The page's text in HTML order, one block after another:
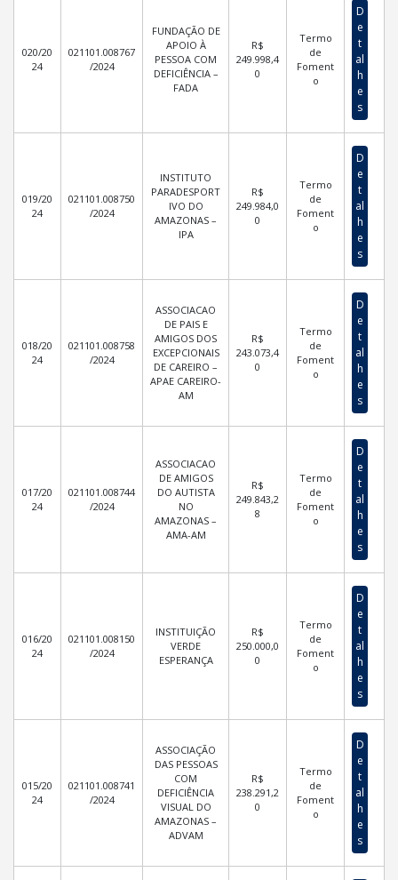
020/20
24
021101.008767
/2024
FUNDAÇÃO DE
APOIO À
PESSOA COM
DEFICIÊNCIA –
FADA
R$
249.998,4
0
Termo
de
Foment
o
D
e
t
al
h
e
s
019/20
24
021101.008750
/2024
INSTITUTO
PARADESPORT
IVO DO
AMAZONAS –
IPA
R$
249.984,0
0
Termo
de
Foment
o
D
e
t
al
h
e
s
018/20
24
021101.008758
/2024
ASSOCIACAO
DE PAIS E
AMIGOS DOS
EXCEPCIONAIS
DE CAREIRO –
APAE CAREIRO-
AM
R$
243.073,4
0
Termo
de
Foment
o
D
e
t
al
h
e
s
017/20
24
021101.008744
/2024
ASSOCIACAO
DE AMIGOS
DO AUTISTA
NO
AMAZONAS –
AMA-AM
R$
249.843,2
8
Termo
de
Foment
o
D
e
t
al
h
e
s
016/20
24
021101.008150
/2024
INSTITUIÇÃO
VERDE
ESPERANÇA
R$
250.000,0
0
Termo
de
Foment
o
D
e
t
al
h
e
s
015/20
24
021101.008741
/2024
ASSOCIAÇÃO
DAS PESSOAS
COM
DEFICIÊNCIA
VISUAL DO
AMAZONAS –
ADVAM
R$
238.291,2
0
Termo
de
Foment
o
D
e
t
al
h
e
s